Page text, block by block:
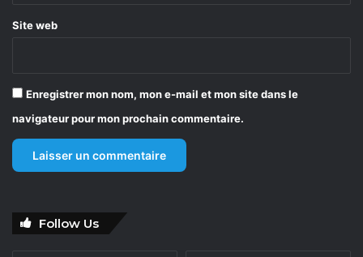
Site web
Enregistrer mon nom, mon e-mail et mon site dans le
navigateur pour mon prochain commentaire.
Follow Us